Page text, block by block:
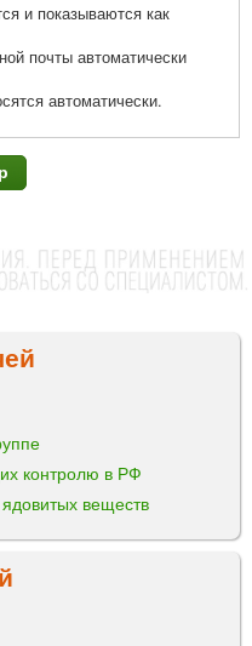
и показываются как
почты автоматически
автоматически.
контролю в РФ
веществ